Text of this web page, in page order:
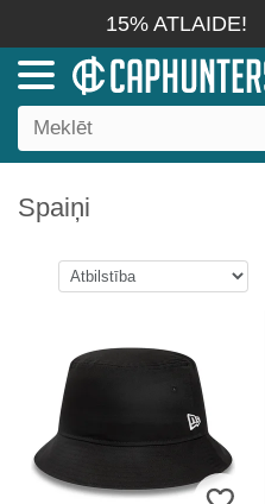
15% ATLAIDE!
Spaiņi